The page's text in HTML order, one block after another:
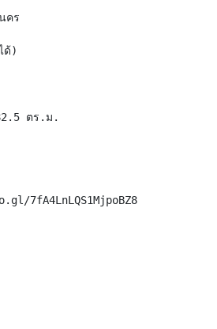
คร
ด้)
ตร.ม.
7fA4LnLQS1MjpoBZ8